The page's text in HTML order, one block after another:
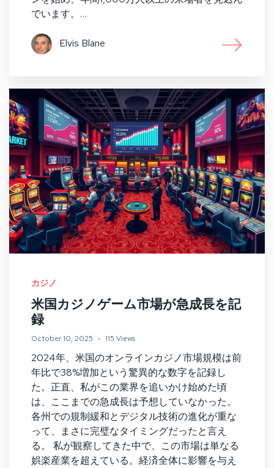
でいます。…
Elvis Blane
カジノ
米国カジノゲーム市場が急成長を記
録
October 10, 2025 115 Views
2024年、米国のオンラインカジノ市場規模は前
年比で38%増加という驚異的な数字を記録し
た。正直、私がこの業界を追いかけ始めた頃
は、ここまでの急成長は予想していなかった。
各州での規制緩和とデジタル技術の進化が重な
って、まさに完璧なタイミングだったと言え
る。 私が観察してきた中で、この市場は単なる
娯楽産業を超えている。経済全体に影響を与え